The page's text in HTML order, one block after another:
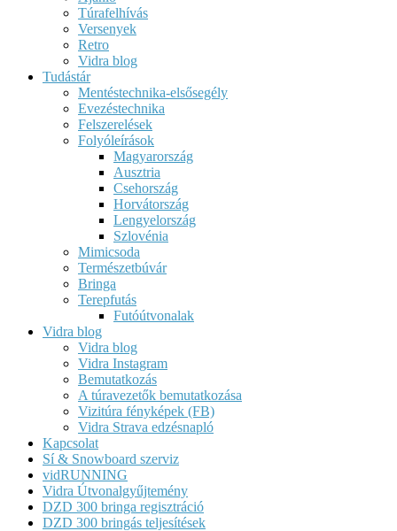
Túrafelhívás
Versenyek
Retro
Vidra blog
Tudástár
Mentéstechnika-elsősegély
Evezéstechnika
Felszerelések
Folyóleírások
Magyarország
Ausztria
Csehország
Horvátország
Lengyelország
Szlovénia
Mimicsoda
Természetbúvár
Bringa
Terepfutás
Futóútvonalak
Vidra blog
Vidra blog
Vidra Instagram
Bemutatkozás
A túravezetők bemutatkozása
Vizitúra fényképek (FB)
Vidra Strava edzésnapló
Kapcsolat
Sí & Snowboard szerviz
vidRUNNING
Vidra Útvonalgyűjtemény
DZD 300 bringa regisztráció
DZD 300 bringás teljesítések